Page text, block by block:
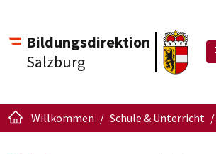
Bildungsdirektion
Salzburg
Willkommen Schule & Unterricht